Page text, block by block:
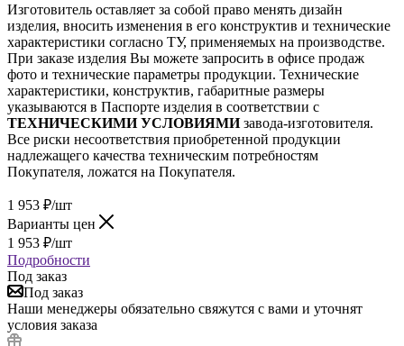
Изготовитель оставляет за собой право менять дизайн
изделия, вносить изменения в его конструктив и технические
характеристики согласно ТУ, применяемых на производстве.
При заказе изделия Вы можете запросить в офисе продаж
фото и технические параметры продукции. Технические
характеристики, конструктив, габаритные размеры
указываются в Паспорте изделия в соответствии с
ТЕХНИЧЕСКИМИ УСЛОВИЯМИзавода-изготовителя.
Все риски несоответствия приобретенной продукции
надлежащего качества техническим потребностям
Покупателя, ложатся на Покупателя.
1 953 ₽/шт
Варианты цен
1 953 ₽/шт
Подробности
Под заказ
Под заказ
Наши менеджеры обязательно свяжутся с вами и уточнят
условия заказа